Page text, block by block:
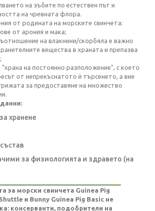
на зъбите по естествен път и
на чревната флора.
от родината на морските свинчета:
от арония и мака;
на влакнини/скорбяла е важно
вещества в храната и препазва
на постоянно разположение", с което
от непрекъснатото ѝ търсенето, а вие
за предоставяне на множество
хранене
за физиологията и здравето (на
за морски свинчета Guinea Pig
и Bunny Guinea Pig Basic не
консерванти, подобрители на